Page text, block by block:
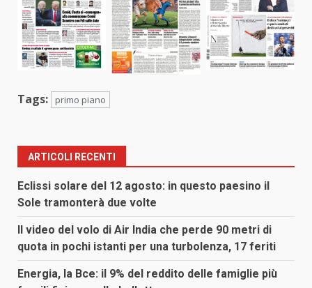
Tags: primo piano
ARTICOLI RECENTI
Eclissi solare del 12 agosto: in questo paesino il
Sole tramonterà due volte
Il video del volo di Air India che perde 90 metri di
quota in pochi istanti per una turbolenza, 17 feriti
Energia, la Bce: il 9% del reddito delle famiglie più